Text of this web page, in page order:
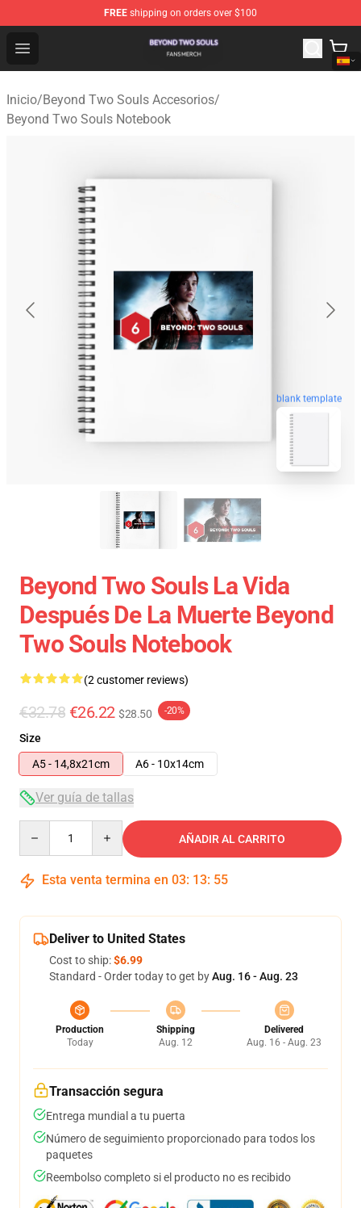
FREE shipping on orders over $100
Open menu
Beyond Two Souls Shop - Official Beyond Two Souls
Inicio/Beyond Two Souls Accesorios/
Beyond Two Souls Notebook
blank template
Beyond Two Souls La Vida
Después De La Muerte Beyond
Two Souls Notebook
(2 customer reviews)
€32.78 €26.22 $28.50 -20%
Size
A5 - 14,8x21cm
A6 - 10x14cm
Ver guía de tallas
AÑADIR AL CARRITO
Esta venta termina en 03: 13: 55
Deliver to United States
Cost to ship:$6.99
Standard - Order today to get byAug. 16 - Aug. 23
Production
Today
Shipping
Aug. 12
Delivered
Aug. 16 - Aug. 23
Transacción segura
Entrega mundial a tu puerta
Número de seguimiento proporcionado para todos los
paquetes
Reembolso completo si el producto no es recibido